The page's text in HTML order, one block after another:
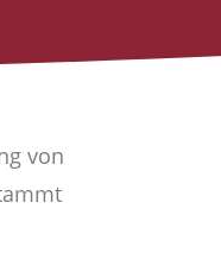
von